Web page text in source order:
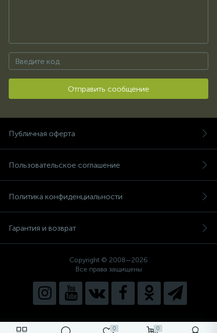
0 0
Отправить сообщение
Публичная оферта
Пользовательское соглашение
Политика конфиденциальности
Гарантия и возврат
Copyright © 2008—2026
Все права защищены